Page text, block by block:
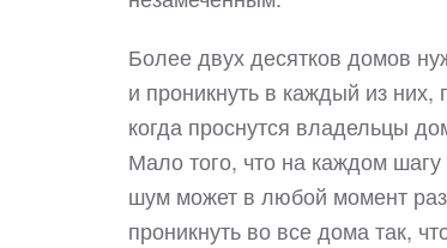
Более двух десятков домов
и проникнуть в каждый из
когда проснутся владельцы
Мало того, что на каждом
шум может в любой момент
проникнуть во все дома так,